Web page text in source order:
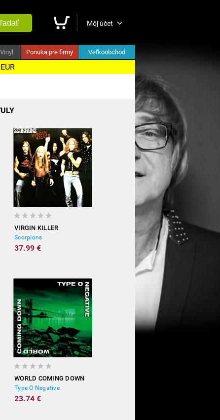
Môj účet
Vinyl Ponuka pre firmy Veľkoobchod
VIRGIN KILLER
Scorpions
37.99 €
WORLD COMING DOWN
Type O Negative
23.74 €